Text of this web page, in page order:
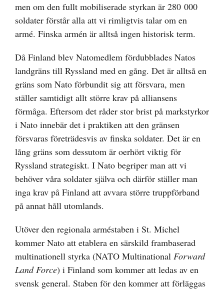
men om den fullt mobiliserade styrkan är 280 000
soldater förstår alla att vi rimligtvis talar om en
armé. Finska armén är alltså ingen historisk term.
Då Finland blev Natomedlem fördubblades Natos
landgräns till Ryssland med en gång. Det är alltså en
gräns som Nato förbundit sig att försvara, men
ställer samtidigt allt större krav på alliansens
förmåga. Eftersom det råder stor brist på markstyrkor
i Nato innebär det i praktiken att den gränsen
försvaras företrädesvis av finska soldater. Det är en
lång gräns som dessutom är oerhört viktig för
Ryssland strategiskt. I Nato begriper man att vi
behöver våra soldater själva och därför ställer man
inga krav på Finland att avvara större truppförband
på annat håll utomlands.
Utöver den regionala arméstaben i St. Michel
kommer Nato att etablera en särskild frambaserad
multinationell styrka (NATO Multinational Forward
Land Force) i Finland som kommer att ledas av en
svensk general. Staben för den kommer att förläggas